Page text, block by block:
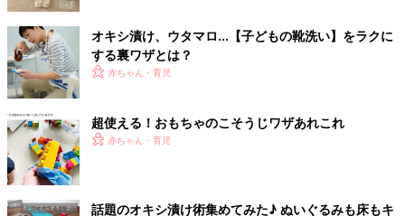
オキシ漬け、ウタマロ…【子どもの靴洗い】をラクに
する裏ワザとは？
赤ちゃん・育児
超使える！おもちゃのこそうじワザあれこれ
赤ちゃん・育児
話題のオキシ漬け術集めてみた♪ ぬいぐるみも床もキ